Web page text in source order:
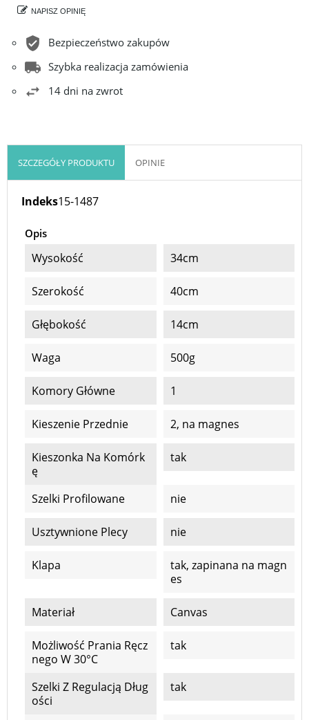
NAPISZ OPINIĘ
Bezpieczeństwo zakupów
Szybka realizacja zamówienia
14 dni na zwrot
SZCZEGÓŁY PRODUKTU OPINIE
Indeks15-1487
Opis
Wysokość 34cm
Szerokość 40cm
Głębokość 14cm
Waga 500g
Komory Główne 1
Kieszenie Przednie 2, na magnes
Kieszonka Na Komórk
Ę
tak
Szelki Profilowane nie
Usztywnione Plecy nie
Klapa
tak, zapinana na magn
es
Materiał Canvas
Możliwość Prania Ręcz
Nego W 30°C
tak
Szelki Z Regulacją Dług
Ości
tak